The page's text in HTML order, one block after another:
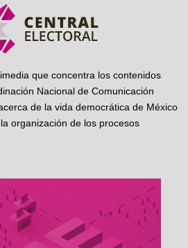
que concentra los contenidos
Nacional de Comunicación
de la vida democrática de México
organización de los procesos